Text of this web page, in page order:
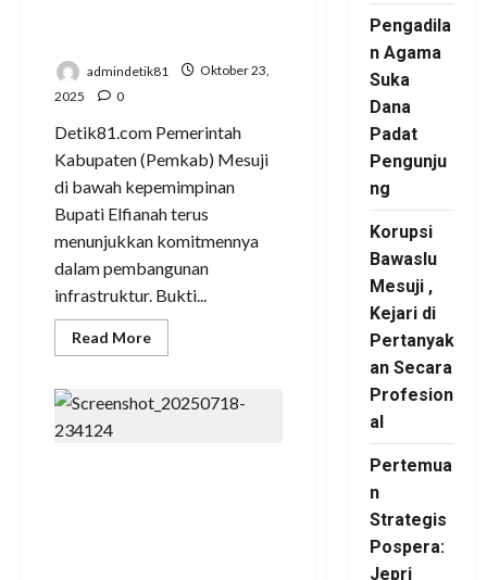
admindetik81
Oktober 23,
2025
0
Detik81.com Pemerintah
Kabupaten (Pemkab) Mesuji
di bawah kepemimpinan
Bupati Elfianah terus
menunjukkan komitmennya
dalam pembangunan
infrastruktur. Bukti...
Read MoreRead
more
Hangat
Kebijakan
Pengadila
n Agama
Suka
Dana
Padat
Pengunju
ng
Korupsi
Bawaslu
Mesuji ,
Kejari di
Pertanyak
an Secara
Profesion
al
Pertemua
n
Strategis
Pospera:
Jepri